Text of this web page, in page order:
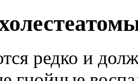
редко и